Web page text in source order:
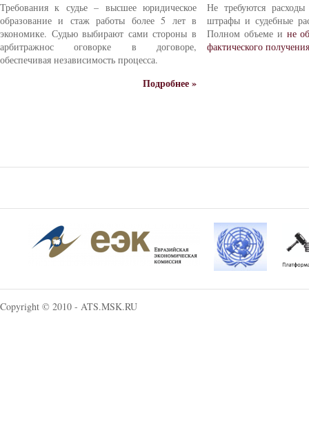
Требования к судье – высшее юридическое
образование и стаж работы более 5 лет в
экономике. Судью выбирают сами стороны в
арбитражнос оговорке в договоре,
обеспечивая независимость процесса.
Подробнее »
Не требуются
штрафы и судебные
Полном объеме и не
фактического получения
Copyright © 2010 - ATS.MSK.RU